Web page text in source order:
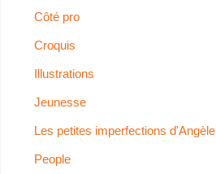
Côté pro
Croquis
Illustrations
Jeunesse
Les petites imperfections d'Angèle
People